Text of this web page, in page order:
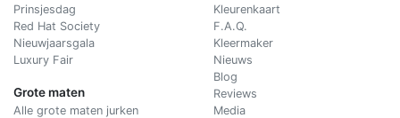
Prinsjesdag
Red Hat Society
Nieuwjaarsgala
Luxury Fair
Grote maten
Alle grote maten jurken
Kleurenkaart
F.A.Q.
Kleermaker
Nieuws
Blog
Reviews
Media